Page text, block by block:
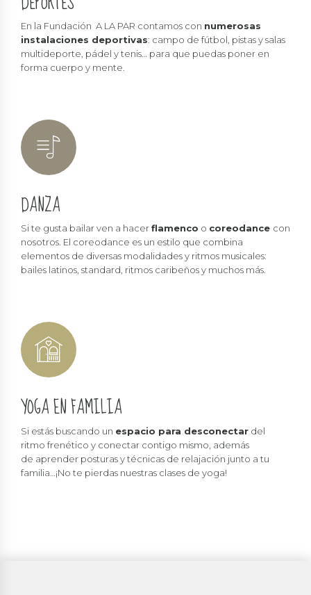
En la Fundación A LA PAR contamos con numerosas
instalaciones deportivas: campo de fútbol, pistas y salas
multideporte, pádel y tenis… para que puedas poner en
forma cuerpo y mente.
DANZA
Si te gusta bailar ven a hacerflamenco o coreodance con
nosotros. El coreodance es un estilo que combina
elementos de diversas modalidades y ritmos musicales:
bailes latinos, standard, ritmos caribeños y muchos más.
YOGA EN FAMILIA
Si estás buscando un espacio para desconectar del
ritmo frenético y conectar contigo mismo, además
de aprender posturas y técnicas de relajación junto a tu
familia…¡No te pierdas nuestras clases de yoga!